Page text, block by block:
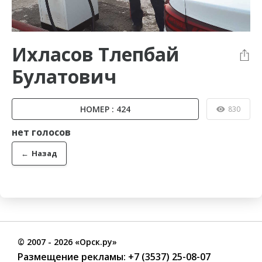
Ихласов Тлепбай
Булатович
НОМЕР : 424 830
нет голосов
← Назад
© 2007 - 2026 «Орск.ру»
Размещение рекламы: +7 (3537) 25-08-07